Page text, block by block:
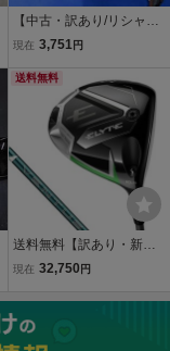
【中古・訳あり/リシャフ
ト】キャロウェイ 2026 Q
モンド マックス ドライバ
ー（10.5°）【S】TENSEI
PRO White 1K 50
現在 3,751 円
送料無料
送料無料【訳あり・新
品】キャロウェイ ELYTE
5° S VENTUS GREEN
50 for Callaway
現在 32,750 円